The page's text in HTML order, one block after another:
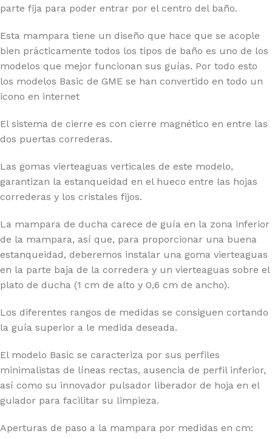
parte fija para poder entrar por el centro del baño.
Esta mampara tiene un diseño que hace que se acople
bien prácticamente todos los tipos de baño es uno de los
modelos que mejor funcionan sus guías. Por todo esto
los modelos Basic de GME se han convertido en todo un
icono en internet
El sistema de cierre es con cierre magnético en entre las
dos puertas correderas.
Las gomas vierteaguas verticales de este modelo,
garantizan la estanqueidad en el hueco entre las hojas
correderas y los cristales fijos.
La mampara de ducha carece de guía en la zona inferior
de la mampara, así que, para proporcionar una buena
estanqueidad, deberemos instalar una goma vierteaguas
en la parte baja de la corredera y un vierteaguas sobre el
plato de ducha (1 cm de alto y 0,6 cm de ancho).
Los diferentes rangos de medidas se consiguen cortando
la guía superior a le medida deseada.
El modelo Basic se caracteriza por sus perfiles
minimalistas de líneas rectas, ausencia de perfil inferior,
así como su innovador pulsador liberador de hoja en el
guiador para facilitar su limpieza.
Aperturas de paso a la mampara por medidas en cm: